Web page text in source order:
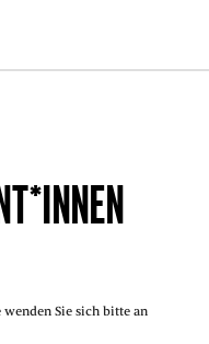
Sie sich bitte an